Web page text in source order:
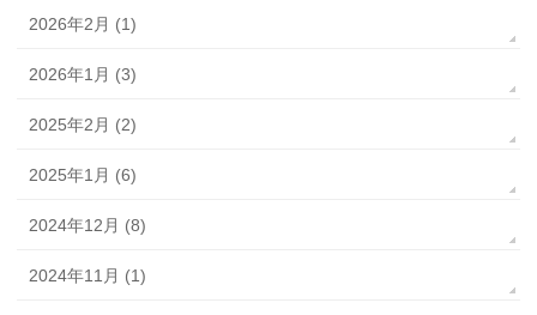
2026年2月 (1)
2026年1月 (3)
2025年2月 (2)
2025年1月 (6)
2024年12月 (8)
2024年11月 (1)